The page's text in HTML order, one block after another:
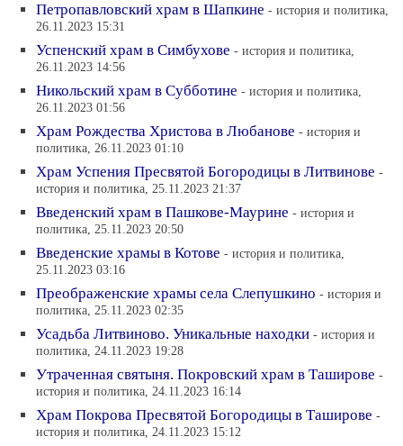
Петропавловский храм в Шапкине - история и политика,
26.11.2023 15:31
Успенский храм в Симбухове - история и политика,
26.11.2023 14:56
Никольский храм в Субботине - история и политика,
26.11.2023 01:56
Храм Рождества Христова в Любанове - история и
политика, 26.11.2023 01:10
Храм Успения Пресвятой Богородицы в Литвинове -
история и политика, 25.11.2023 21:37
Введенский храм в Пашкове-Маурине - история и
политика, 25.11.2023 20:50
Введенские храмы в Котове - история и политика,
25.11.2023 03:16
Преображенские храмы села Слепушкино - история и
политика, 25.11.2023 02:35
Усадьба Литвиново. Уникальные находки - история и
политика, 24.11.2023 19:28
Утраченная святыня. Покровский храм в Таширове -
история и политика, 24.11.2023 16:14
Храм Покрова Пресвятой Богородицы в Таширове -
история и политика, 24.11.2023 15:12